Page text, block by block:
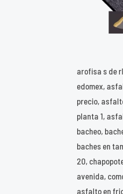
arofisa s de
edomex,
precio,
planta 1,
bacheo,
baches en
20,
avenida,
asfalto en